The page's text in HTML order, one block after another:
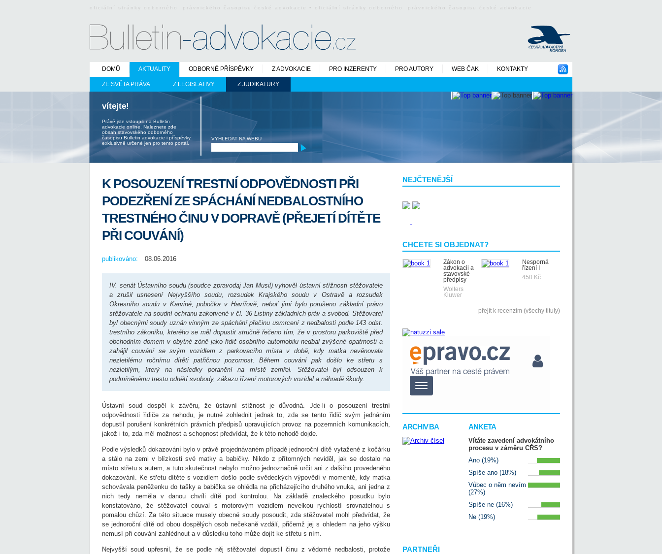
oficiální stránky odborného právnického časopisu české advokacie • oficiální stránky odborného právnického časopisu české advokacie
DOMŮ AKTUALITY
ZE SVĚTA PRÁVA Z LEGISLATIVY Z JUDIKATURY
ODBORNÉ PŘÍSPĚVKY Z ADVOKACIE PRO INZERENTY PRO AUTORY WEB ČAK KONTAKTY
vítejte!
Právě jste vstoupili na Bulletin
advokacie online. Naleznete zde
obsah stavovského odborného
časopisu Bulletin advokacie i příspěvky
exklusivně určené jen pro tento portál.
VYHLEDAT NA WEBU
NEJČTENĚJŠÍ
CHCETE SI OBJEDNAT?
Zákon o
advokacii a
stavovské
předpisy
Wolters
Kluwer
Nesporná
řízení I
450 Kč
přejít k recenzím (všechy tituly)
ARCHIV BA ANKETA
Vítáte zavedení advokátního
procesu v záměru CŘS?
Ano (19%)
Spíše ano (18%)
Vůbec o něm nevím
(27%)
Spíše ne (16%)
Ne (19%)
PARTNEŘI
K POSOUZENÍ TRESTNÍ ODPOVĚDNOSTI PŘI
PODEZŘENÍ ZE SPÁCHÁNÍ NEDBALOSTNÍHO
TRESTNÉHO ČINU V DOPRAVĚ (PŘEJETÍ DÍTĚTE
PŘI COUVÁNÍ)
publikováno: 08.06.2016
IV. senát Ústavního soudu (soudce zpravodaj Jan Musil) vyhověl ústavní stížnosti stěžovatele
a zrušil usnesení Nejvyššího soudu, rozsudek Krajského soudu v Ostravě a rozsudek
Okresního soudu v Karviné, pobočka v Havířově, neboť jimi bylo porušeno základní právo
stěžovatele na soudní ochranu zakotvené v čl. 36 Listiny základních práv a svobod. Stěžovatel
byl obecnými soudy uznán vinným ze spáchání přečinu usmrcení z nedbalosti podle 143 odst.
trestního zákoníku, kterého se měl dopustit stručně řečeno tím, že v prostoru parkoviště před
obchodním domem v obytné zóně jako řidič osobního automobilu nedbal zvýšené opatrnosti a
zahájil couvání se svým vozidlem z parkovacího místa v době, kdy matka nevěnovala
nezletilému ročnímu dítěti patřičnou pozornost. Během couvání pak došlo ke střetu s
nezletilým, který na následky poranění na místě zemřel. Stěžovatel byl odsouzen k
podmíněnému trestu odnětí svobody, zákazu řízení motorových vozidel a náhradě škody.
Ústavní soud dospěl k závěru, že ústavní stížnost je důvodná. Jde-li o posouzení trestní
odpovědnosti řidiče za nehodu, je nutné zohlednit jednak to, zda se tento řidič svým jednáním
dopustil porušení konkrétních právních předpisů upravujících provoz na pozemních komunikacích,
jakož i to, zda měl možnost a schopnost předvídat, že k této nehodě dojde.
Podle výsledků dokazování bylo v právě projednávaném případě jednoroční dítě vytažené z kočárku
a stálo na zemi v blízkosti své matky a babičky. Nikdo z přítomných neviděl, jak se dostalo na
místo střetu s autem, a tuto skutečnost nebylo možno jednoznačně určit ani z dalšího provedeného
dokazování. Ke střetu dítěte s vozidlem došlo podle svědeckých výpovědí v momentě, kdy matka
schovávala peněženku do tašky a babička se ohlédla na přicházejícího druhého vnuka, ani jedna z
nich tedy neměla v danou chvíli dítě pod kontrolou. Na základě znaleckého posudku bylo
konstatováno, že stěžovatel couval s motorovým vozidlem nevelkou rychlostí srovnatelnou s
pomalou chůzí. Za této situace musely obecné soudy posoudit, zda stěžovatel mohl předvídat, že
se jednoroční dítě od obou dospělých osob nečekaně vzdálí, přičemž jej s ohledem na jeho výšku
nemusí při couvání zahlédnout a v důsledku toho může dojít ke střetu s ním.
Nejvyšší soud upřesnil, že se podle něj stěžovatel dopustil činu z vědomé nedbalosti, protože